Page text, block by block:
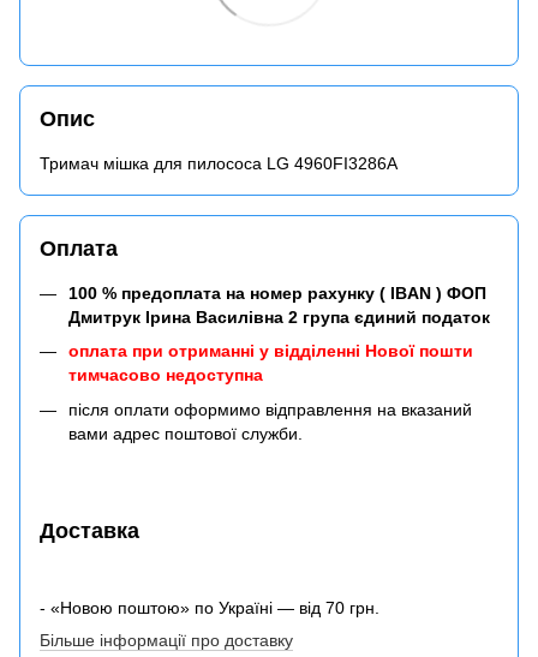
Опис
Тримач мішка для пилососа LG 4960FI3286A
Оплата
100 % предоплата на номер рахунку ( IBAN ) ФОП
Дмитрук Ірина Василівна 2 група єдиний податок
оплата при отриманні у відділенні Нової пошти
тимчасово недоступна
після оплати оформимо відправлення на вказаний
вами адрес поштової служби.
Доставка
- «Новою поштою» по Україні — від 70 грн.
Більше інформації про доставку